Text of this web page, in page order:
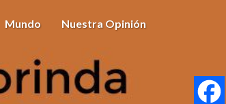
Mundo Nuestra Opinión